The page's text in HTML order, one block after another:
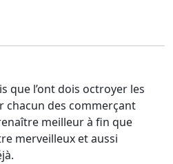
que l’ont dois octroyer les
chacun des commerçant
meilleur à fin que
merveilleux et aussi